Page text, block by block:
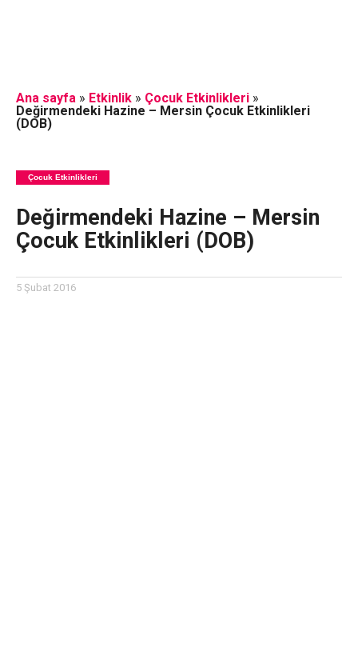
Ana sayfa» Etkinlik» Çocuk Etkinlikleri»
Değirmendeki Hazine – Mersin Çocuk Etkinlikleri
(DOB)
Çocuk Etkinlikleri
Değirmendeki Hazine – Mersin
Çocuk Etkinlikleri (DOB)
5 Şubat 2016